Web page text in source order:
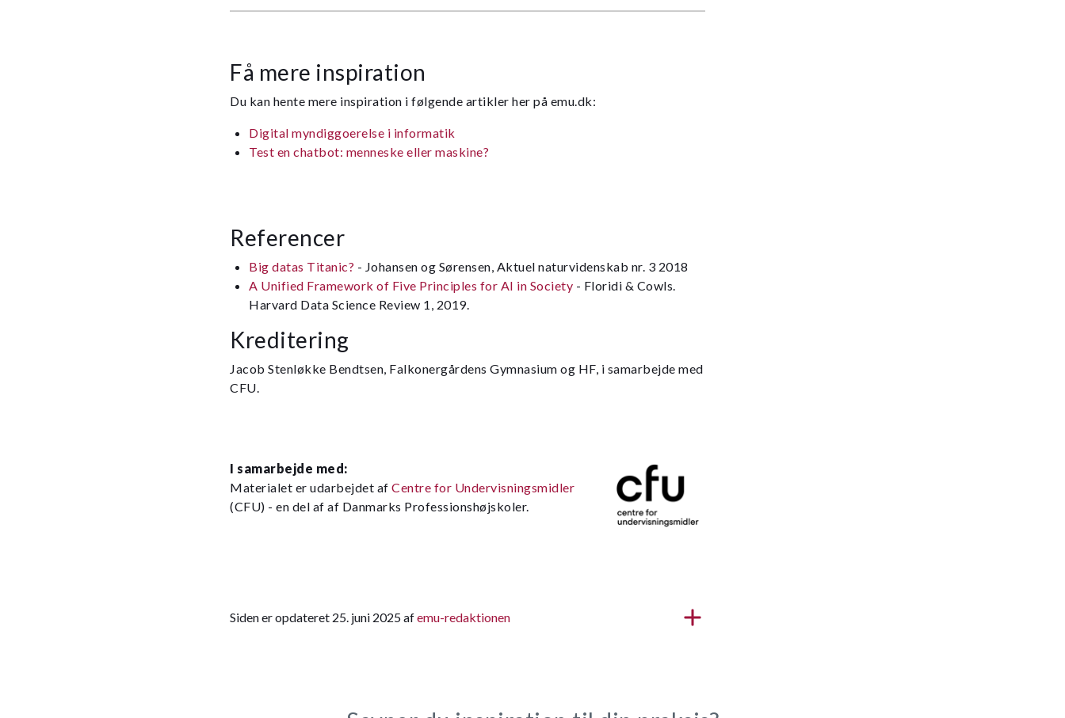
Få mere inspiration
Du kan hente mere inspiration i følgende artikler her på emu.dk:
Digital myndiggoerelse i informatik
Test en chatbot: menneske eller maskine?
Referencer
Big datas Titanic? - Johansen og Sørensen, Aktuel naturvidenskab nr. 3 2018
A Unified Framework of Five Principles for AI in Society - Floridi & Cowls.
Harvard Data Science Review 1, 2019.
Kreditering
Jacob Stenløkke Bendtsen, Falkonergårdens Gymnasium og HF, i samarbejde med
CFU.
I samarbejde med:
Materialet er udarbejdet af Centre for Undervisningsmidler
(CFU) - en del af af Danmarks Professionshøjskoler.
Siden er opdateret 25. juni 2025 afemu-redaktionen